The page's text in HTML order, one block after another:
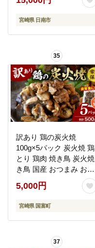
ー あっさり 簡単調理 お
かず お弁当 焼肉 唐揚げ
おすすめ ご褒美 記念日
県 日南市 送料無料
_C131-24
宮崎県 日南市
35
訳あり 鶏の炭火焼
100g×5パック 炭火焼 鶏
とり 鶏肉 焼き鳥 炭火焼
き鳥 国産 おつまみ おか
ず 惣菜 常温保存 非常食
キャンプ 小分け パック
簡単調理 便利 手軽 時短
5,000円
宮崎県 国富町
37